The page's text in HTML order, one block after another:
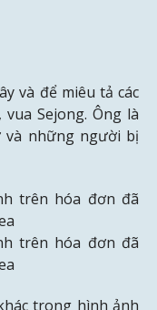
và để miêu tả các
Sejong. Ông là
những người bị
trên hóa đơn đã
trên hóa đơn đã
trong hình ảnh